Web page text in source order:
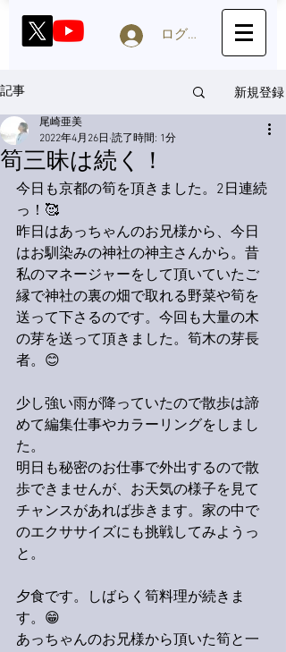
ログイン
記事 新規登録
筍三昧は続く！
尾崎亜美
2022年4月26日 読了時間: 1分
今日も京都の筍を頂きました。2日連続
っ！🥰
昨日はあっちゃんのお兄様から、今日
はお馴染みの神社の神主さんから。昔
私のマネージャーをして頂いていたご
縁で神社の裏の畑で取れる野菜や筍を
送って下さるのです。今回も大量の木
の芽を送って頂きました。筍木の芽長
者。😊
少し強い雨が降っていたので散歩は諦
めて編集仕事やカラーリングをしまし
た。
明日も秘密のお仕事で外出するので散
歩できませんが、お天気の様子を見て
チャンスがあれば歩きます。家の中で
のエクササイズにも挑戦してみようっ
と。
夕食です。しばらく筍料理が続きま
す。😁
あっちゃんのお兄様から頂いた筍と一